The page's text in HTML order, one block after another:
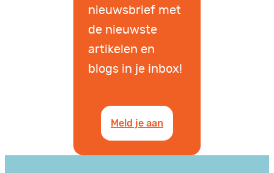
nieuwsbrief met
de nieuwste
artikelen en
blogs in je inbox!
Meld je aan